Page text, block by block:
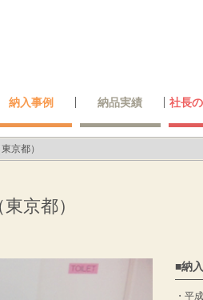
ガッチリ固定
ジナルデザイン
一流の製造技術
級レベルのレザー
納入事例
全ての一覧
カーディーラー
自動車関連会社
公的機関
医療機関
建築・住宅関連
携帯ショップ
商業施設
ル・レジャー施設
飲食店関係
空港・運輸関係
小スペース
その他
納品実績 社長
京都）
京都）
納
平